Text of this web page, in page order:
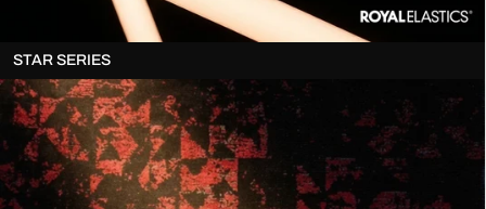
STAR SERIES